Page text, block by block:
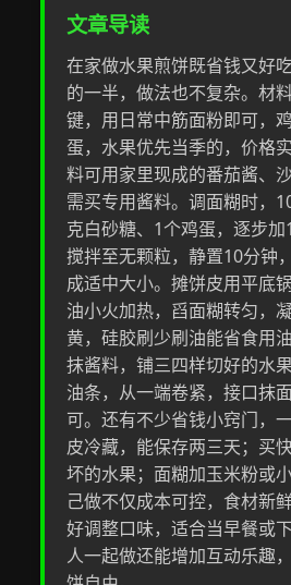
文章导读
在家做水果煎饼既省钱又好
的一半，做法也不复杂。材
键，用日常中筋面粉即可，
蛋，水果优先当季的，价格
料可用家里现成的番茄酱、
需买专用酱料。调面糊时，
克白砂糖、1个鸡蛋，逐步
搅拌至无颗粒，静置10分钟
成适中大小。摊饼皮用平底
油小火加热，舀面糊转匀，
黄，硅胶刷少刷油能省食用
抹酱料，铺三四样切好的水
油条，从一端卷紧，接口抹
可。还有不少省钱小窍门，
皮冷藏，能保存两三天；买
坏的水果；面糊加玉米粉或
己做不仅成本可控，食材新
好调整口味，适合当早餐或
人一起做还能增加互动乐趣